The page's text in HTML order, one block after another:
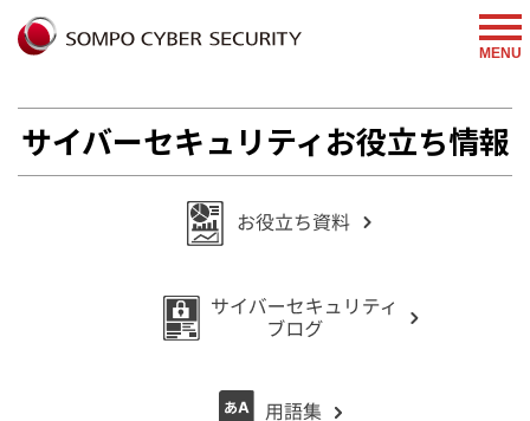
MENU
サイバーセキュリティお役立ち情報